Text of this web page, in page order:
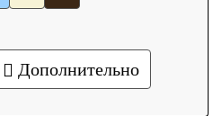
Дополнительно